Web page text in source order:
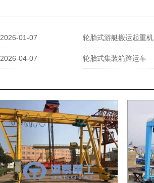
2026-01-07 轮胎式游艇搬运起重机
2026-04-07 轮胎式集装箱跨运车